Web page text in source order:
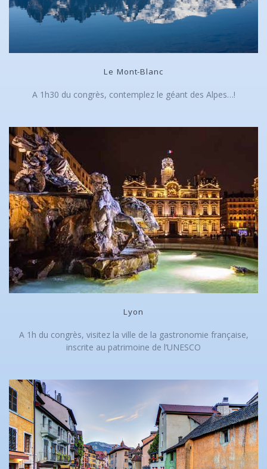
Le Mont-Blanc
A 1h30 du congrès, contemplez le géant des Alpes…!
Lyon
A 1h du congrès, visitez la ville de la gastronomie française,
inscrite au patrimoine de l’UNESCO